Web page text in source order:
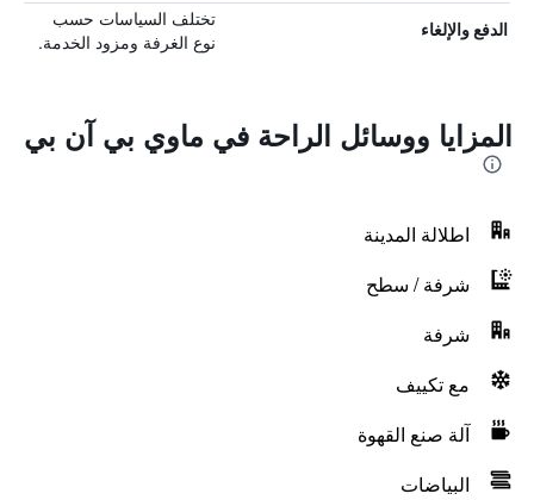
الدفع والإلغاء
تختلف السياسات حسب
نوع الغرفة ومزود الخدمة.
المزايا ووسائل الراحة في ماوي بي آن بي
اطلالة المدينة
شرفة / سطح
شرفة
مع تكييف
آلة صنع القهوة
البياضات